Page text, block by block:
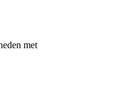
met